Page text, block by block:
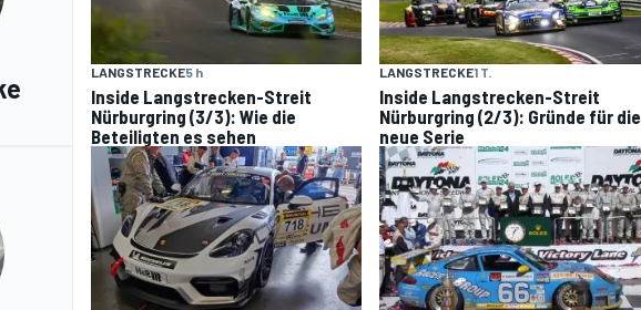
LANGSTRECKE5 h
Inside Langstrecken-Streit
Nürburgring (3/3): Wie die
Beteiligten es sehen
LANGSTRECKE1 T.
Inside Langstrecken-Streit
Nürburgring (2/3): Gründe für die
neue Serie